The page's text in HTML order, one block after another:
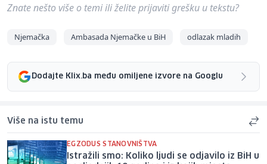
Znate nešto više o temi ili želite prijaviti grešku u tekstu?
Njemačka Ambasada Njemačke u BiH odlazak mladih
Dodajte Klix.ba među omiljene izvore na Googlu
Više na istu temu
EGZODUS STANOVNIŠTVA
Istražili smo: Koliko ljudi se odjavilo iz BiH u